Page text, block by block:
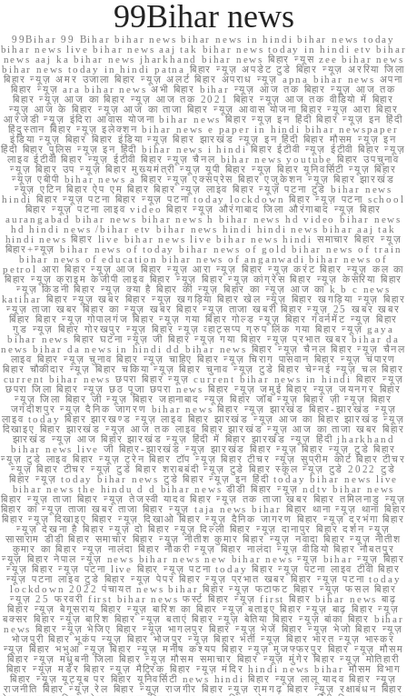
99Bihar news
99Bihar 99 Bihar bihar news bihar news in hindi bihar news today
bihar news live bihar news aaj tak bihar news today in hindi etv bihar
news aaj ka bihar news jharkhand bihar news बिहार न्यूस zee bihar news
bihar news today in hindi patna बिहार न्यूज़ अपडेट टुडे बिहार न्यूज़ अररिया जिला
बिहार न्यूज़ अमर उजाला बिहार न्यूज़ अलर्ट बिहार अपराध न्यूज़ apna bihar news अपना
बिहार न्यूज़ ara bihar news अभी बिहार bihar न्यूज़ आज तक बिहार न्यूज़ आज तक
बिहार न्यूज़ आज का बिहार न्यूज़ आज तक 2021 बिहार न्यूज़ आज तक वीडियो में बिहार
न्यूज़ आज के बिहार न्यूज़ आज का ताजा बिहार न्यूज़ आवास योजना बिहार न्यूज़ आरा बिहार
आरजेडी न्यूज़ इंदिरा आवास योजना bihar news बिहार न्यूज़ इन हिंदी बिहार न्यूज़ इन हिंदी
हिंदुस्तान बिहार न्यूज़ इलेक्शन bihar news e paper in hindi bihar newspaper
इंडिया न्यूज़ बिहार बिहार इंडिया न्यूज़ बिहार झारखंड न्यूज़ इन हिंदी बिहार मौसम न्यूज़ इन
हिंदी बिहार पुलिस न्यूज़ इन हिंदी bihar news i hindi बिहार ईटीवी न्यूज़ ईटीवी बिहार न्यूज़
लाइव ईटीवी बिहार न्यूज़ ईटीवी बिहार न्यूज़ चैनल bihar news youtube बिहार उपचुनाव
न्यूज़ बिहार उप न्यूज़ बिहार मुख्यमंत्री न्यूज़ यूपी बिहार न्यूज़ बिहार यूनिवर्सिटी न्यूज़ बिहार
न्यूज़ एबीपी bihar news a बिहार न्यूज़ एक्सप्रेस बिहार एजुकेशन न्यूज़ बिहार झारखंड
न्यूज़ एटिन बिहार ऐप एम बिहार बिहार न्यूज़ लाइव बिहार न्यूज़ पटना टुडे bihar news
hindi बिहार न्यूज़ पटना बिहार न्यूज़ पटना today lockdown बिहार न्यूज़ पटना school
बिहार न्यूज़ पटना लाइव video बिहार न्यूज़ औरंगाबाद जिला औरंगाबाद न्यूज़ बिहार
aurangabad bihar news bihar news h bihar news hd video bihar news
hd hindi news /bihar etv bihar news hindi hindi news bihar aaj tak
hindi news बिहार live bihar news live bihar news hindi समाचार बिहार न्यूज़
बिहार+न्यूज़ bihar news of today bihar news of gold bihar news of train
bihar news of education bihar news of anganwadi bihar news of
petrol आरा बिहार न्यूज़ आज बिहार न्यूज़ आरा न्यूज़ बिहार न्यूज़ करंट बिहार न्यूज़ कल का
बिहार न्यूज़ क्राइम केजीपी लाइव बिहार न्यूज़ बिहार न्यूज़ कांग्रेस बिहार न्यूज़ केसरिया बिहार
न्यूज़ किडनी बिहार न्यूज़ क्या है बिहार की न्यूज़ बिहार का न्यूज़ आज का k b c news
katihar बिहार न्यूज़ खबर बिहार न्यूज़ खगड़िया बिहार खेल न्यूज़ बिहार खगड़िया न्यूज़ बिहार
न्यूज़ ताजा खबर बिहार का न्यूज़ खबर बिहार न्यूज़ ताजा खबरी बिहार न्यूज़ 25 खबर खबर
बिहार बिहार न्यूज़ गोपालगंज बिहार न्यूज़ गया बिहार गोल्ड न्यूज़ बिहार गवर्नमेंट न्यूज़ बिहार
गुड न्यूज़ बिहार गोरखपुर न्यूज़ बिहार न्यूज़ व्हाट्सप्प ग्रुप लिंक गया बिहार न्यूज़ gaya
bihar news बिहार घटना न्यूज़ जी बिहार न्यूज़ गया बिहार न्यूज़ प्रभात खबर bihar da
news bihar da news in hindi dd bihar news बिहार न्यूज़ चैनल बिहार न्यूज़ चैनल
लाइव बिहार न्यूज़ चुनाव बिहार न्यूज़ चाहिए बिहार न्यूज़ चिराग पासवान बिहार न्यूज़ चंपारण
बिहार चौकीदार न्यूज़ बिहार चकिया न्यूज़ बिहार चुनाव न्यूज़ टुडे बिहार चेन्नई न्यूज़ चल बिहार
current bihar news छपरा बिहार न्यूज़ current bihar news in hindi बिहार न्यूज़
छपरा जिला बिहार न्यूज़ छठ पूजा छपरा news बिहार न्यूज़ जमुई बिहार न्यूज़ जयनगर बिहार
न्यूज़ जिला बिहार जी न्यूज़ बिहार जहानाबाद न्यूज़ बिहार जॉब न्यूज़ बिहार ज़ी न्यूज़ बिहार
जगदीशपुर न्यूज़ दैनिक जागरण bihar news बिहार न्यूज़ झारखंड बिहार-झारखंड न्यूज़
लाइव today बिहार झारखण्ड न्यूज़ लाइव बिहार झारखंड न्यूज़ आज का बिहार झारखंड न्यूज़
दिखाइए बिहार झारखंड न्यूज़ आज तक लाइव बिहार झारखंड न्यूज़ आज का ताजा खबर बिहार
झारखंड न्यूज़ आज बिहार झारखंड न्यूज़ हिंदी में बिहार झारखंड न्यूज़ हिंदी jharkhand
bihar news live जी बिहार-झारखंड न्यूज़ झारखंड बिहार न्यूज़ बिहार न्यूज़ टुडे बिहार
न्यूज़ टुडे लाइव बिहार न्यूज़ ट्रेन बिहार टॉप न्यूज़ बिहार टीचर न्यूज़ सुप्रीम कोर्ट बिहार टीचर
न्यूज़ बिहार टीचर न्यूज़ टुडे बिहार शराबबंदी न्यूज़ टुडे बिहार स्कूल न्यूज़ टुडे 2022 टुडे
बिहार न्यूज़ today bihar news टुडे बिहार न्यूज़ इन हिंदी today bihar news live
bihar news the hindu d d bihar news डीडी बिहार न्यूज़ ndtv bihar news
बिहार न्यूज़ ताजा बिहार न्यूज़ तेजस्वी यादव बिहार न्यूज़ तक ताजा खबर बिहार तमिलनाडु न्यूज़
बिहार का न्यूज़ ताजा खबर ताजा बिहार न्यूज़ taja news bihar बिहार थाना न्यूज़ थाना बिहार
बिहार न्यूज़ दिखाइए बिहार न्यूज़ दिखाओ बिहार न्यूज़ दैनिक जागरण बिहार न्यूज़ दरभंगा बिहार
न्यूज़ देखना है बिहार न्यूज़ दो बिहार न्यूज़ दिल्ली बिहार न्यूज़ दानापुर बिहार दर्शन न्यूज़
सासाराम डीडी बिहार समाचार बिहार न्यूज़ नीतीश कुमार बिहार न्यूज़ नवादा बिहार न्यूज़ नीतीश
कुमार का बिहार न्यूज़ नालंदा बिहार नौकरी न्यूज़ बिहार नालंदा न्यूज़ वीडियो बिहार नौबतपुर
न्यूज़ बिहार नेपाल न्यूज़ news bihar news new bihar news न्यूज़ bihar न्यूज़ बिहार
न्यूज़ बिहार न्यूज़ पटना live बिहार न्यूज़ पटना today बिहार न्यूज़ पटना लाइव टीवी बिहार
न्यूज़ पटना लाइव टुडे बिहार न्यूज़ पेपर बिहार न्यूज़ प्रभात खबर बिहार न्यूज़ पटना today
lockdown 2022 पंचायत news bihar बिहार न्यूज़ फटाफट बिहार न्यूज़ फसल बिहार
न्यूज़ 25 फरवरी first bihar news फर्स्ट बिहार न्यूज़ first बिहार bihar news बाढ़
बिहार न्यूज़ बेगूसराय बिहार न्यूज़ बारिश का बिहार न्यूज़ बताइए बिहार न्यूज़ बाढ़ बिहार न्यूज़
बक्सर बिहार न्यूज़ बारिश बिहार न्यूज़ बताएं बिहार न्यूज़ बेतिया बिहार न्यूज़ बांका बिहार bihar
news बिहार न्यूज़ भेजिए बिहार न्यूज़ भागलपुर बिहार न्यूज़ भेजें बिहार न्यूज़ भेजो बिहार न्यूज़
भोजपुरी बिहार भूकंप न्यूज़ बिहार भोजपुर न्यूज़ बिहार भर्ती न्यूज़ बिहार भारत न्यूज़ भास्कर
न्यूज़ बिहार भभुआ न्यूज़ बिहार न्यूज़ मनीष कश्यप बिहार न्यूज़ मुजफ्फरपुर बिहार न्यूज़ मौसम
बिहार न्यूज़ मधुबनी जिला बिहार न्यूज़ मौसम समाचार बिहार न्यूज़ मुंगेर बिहार न्यूज़ मोतिहारी
बिहार न्यूज़ मर्डर बिहार न्यूज़ मैट्रिक बिहार न्यूज़ मंदिर hindi news bihar मौसम विभाग
बिहार न्यूज़ यूट्यूब पर बिहार यूनिवर्सिटी news hindi बिहार न्यूज़ लालू यादव बिहार न्यूज़
राजनीति बिहार न्यूज़ रेल बिहार न्यूज़ राजगीर बिहार न्यूज़ रामगढ़ बिहार न्यूज़ रक्षाबंधन बिहार